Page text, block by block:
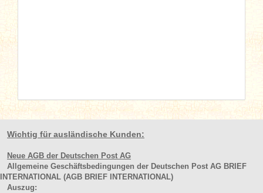
Wichtig für ausländische Kunden:
Neue AGB der Deutschen Post AG
Allgemeine Geschäftsbedingungen der Deutschen Post AG BRIEF
INTERNATIONAL (AGB BRIEF INTERNATIONAL)
Auszug: